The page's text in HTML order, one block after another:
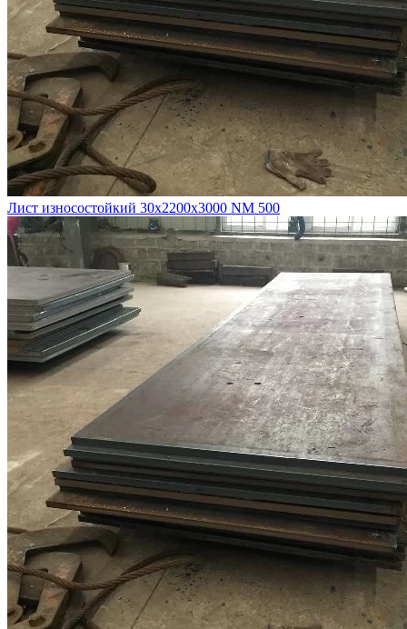
Лист износостойкий 30х2200х3000 NM 500